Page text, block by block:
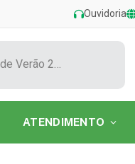
Ouvidoria
Show de Tarcísio do Acordeon encerra o Festival de Verão 2026 na Praia do Caripi
ATENDIMENTO